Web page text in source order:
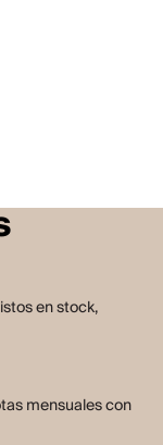
en stock,
mensuales con